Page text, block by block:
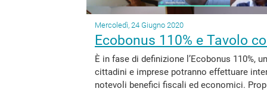
Mercoledì, 24 Giugno 2020
Ecobonus 110% e Tavolo
È in fase di definizione l’Ecobonus 110%,
cittadini e imprese potranno effettuare
notevoli benefici fiscali ed economici.